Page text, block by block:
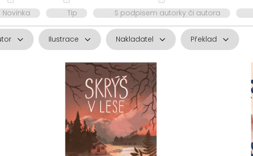
Novinka Tip S podpisem autorky či autora
Ilustrace Nakladatel Překlad